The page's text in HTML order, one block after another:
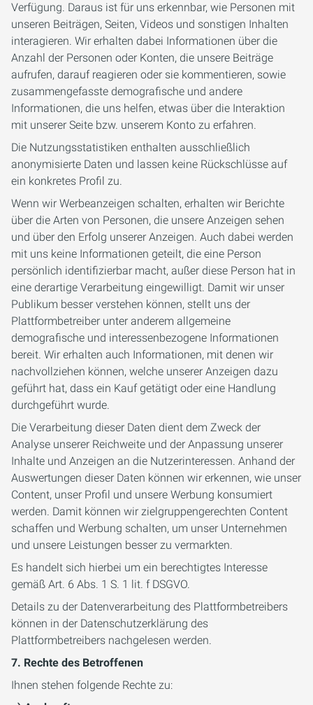
Verfügung. Daraus ist für uns erkennbar, wie Personen mit
unseren Beiträgen, Seiten, Videos und sonstigen Inhalten
interagieren. Wir erhalten dabei Informationen über die
Anzahl der Personen oder Konten, die unsere Beiträge
aufrufen, darauf reagieren oder sie kommentieren, sowie
zusammengefasste demografische und andere
Informationen, die uns helfen, etwas über die Interaktion
mit unserer Seite bzw. unserem Konto zu erfahren.
Die Nutzungsstatistiken enthalten ausschließlich
anonymisierte Daten und lassen keine Rückschlüsse auf
ein konkretes Profil zu.
Wenn wir Werbeanzeigen schalten, erhalten wir Berichte
über die Arten von Personen, die unsere Anzeigen sehen
und über den Erfolg unserer Anzeigen. Auch dabei werden
mit uns keine Informationen geteilt, die eine Person
persönlich identifizierbar macht, außer diese Person hat in
eine derartige Verarbeitung eingewilligt. Damit wir unser
Publikum besser verstehen können, stellt uns der
Plattformbetreiber unter anderem allgemeine
demografische und interessenbezogene Informationen
bereit. Wir erhalten auch Informationen, mit denen wir
nachvollziehen können, welche unserer Anzeigen dazu
geführt hat, dass ein Kauf getätigt oder eine Handlung
durchgeführt wurde.
Die Verarbeitung dieser Daten dient dem Zweck der
Analyse unserer Reichweite und der Anpassung unserer
Inhalte und Anzeigen an die Nutzerinteressen. Anhand der
Auswertungen dieser Daten können wir erkennen, wie unser
Content, unser Profil und unsere Werbung konsumiert
werden. Damit können wir zielgruppengerechten Content
schaffen und Werbung schalten, um unser Unternehmen
und unsere Leistungen besser zu vermarkten.
Es handelt sich hierbei um ein berechtigtes Interesse
gemäß Art. 6 Abs. 1 S. 1 lit. f DSGVO.
Details zu der Datenverarbeitung des Plattformbetreibers
können in der Datenschutzerklärung des
Plattformbetreibers nachgelesen werden.
7. Rechte des Betroffenen
Ihnen stehen folgende Rechte zu: